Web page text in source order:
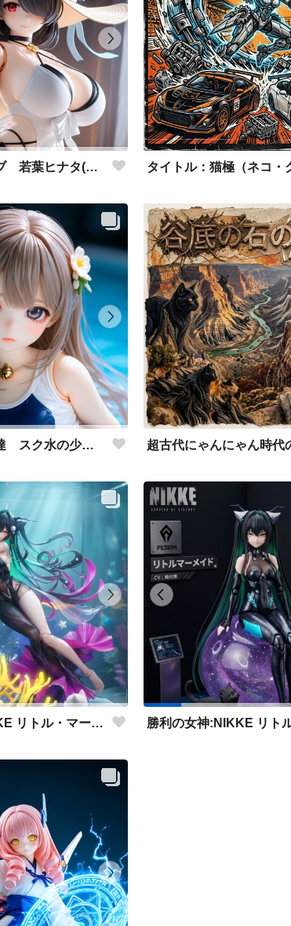
ブルーアーカイブ 若葉ヒナタ(水着) アクリルドールフィギュア
異世界制服少女達 スク水の少女と黒猫🐈‍⬛ アクリルドールフィギュア
勝利の女神:NIKKE リトル・マーメイド アクリルドールフィギュア